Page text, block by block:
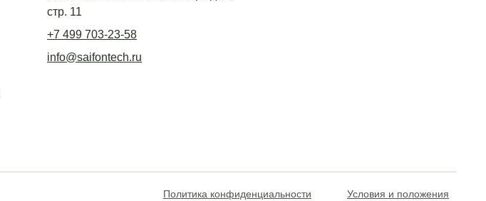
стр. 11
+7 499 703-23-58
info@saifontech.ru
Политика конфиденциальности Условия и положения